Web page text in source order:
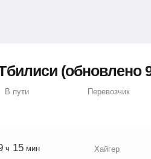
(обновлено 9
В пути Перевозчик
ч 15 мин Хайгер